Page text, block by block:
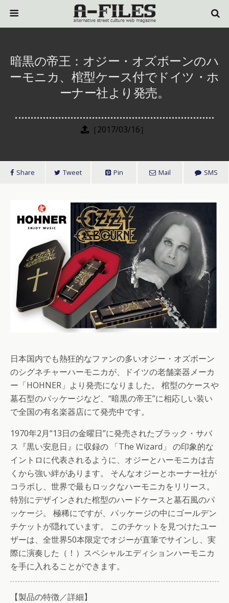
暗黒の帝王：オジー・オズボーンのハ
ーモニカ、棺型ケース付でドイツ・ホ
ーナー社より発売。
［2017/03/16］
Share Tweet Pin Mail SMS
日本国内でも熱狂的なファンの多いオジー・オズボーン
のシグネチャーハーモニカが、ドイツの老舗楽器メーカ
ー「HOHNER」より発売になりました。 棺型のケースや
墓石型のパッケージなど、“暗黒の帝王”に相応しい装い
で全国の有名楽器店にて発売中です。
1970年2月“13日の金曜日”に発売されたブラック・サバ
ス『黒い安息日』に収録の 「The Wizard」 の印象的な
イントロに代表されるように、オジーとハーモニカは古
くから強い絆があります。 そんなオジーとホーナー社が
コラボし、世界で最もロックなハーモニカをリリース。
特別にデザインされた棺型のハードケースと墓石風のパ
ッケージ。 極稀にですが、パッケージの中にゴールデン
チケットが隠れています。 このチケットを見つけたユー
ザーは、全世界50本限定でオジーが直筆でサインし、実
際に演奏した（！）スペシャルエディションハーモニカ
を手に入れることができます。
【製品の特徴／詳細】